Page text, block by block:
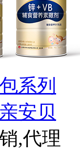
系列
安贝
,代理